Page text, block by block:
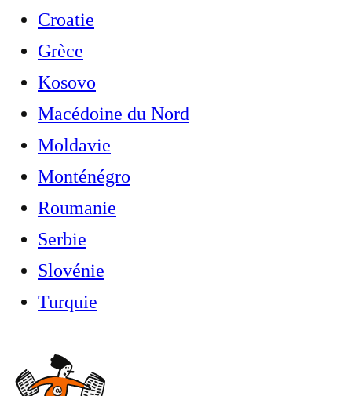
Croatie
Grèce
Kosovo
Macédoine du Nord
Moldavie
Monténégro
Roumanie
Serbie
Slovénie
Turquie